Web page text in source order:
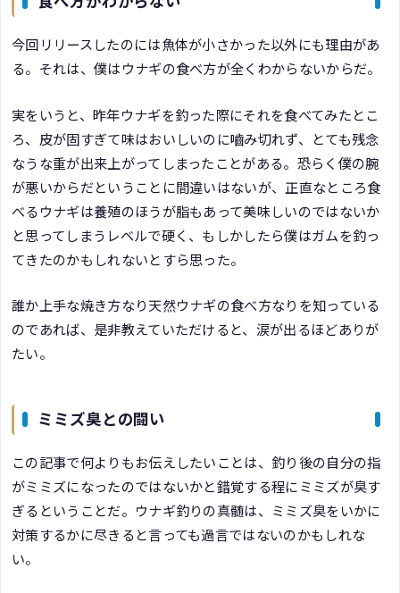
今回リリースしたのには魚体が小さかった以外にも理由があ
る。それは、僕はウナギの食べ方が全くわからないからだ。
実をいうと、昨年ウナギを釣った際にそれを食べてみたとこ
ろ、皮が固すぎて味はおいしいのに嚙み切れず、とても残念
なうな重が出来上がってしまったことがある。恐らく僕の腕
が悪いからだということに間違いはないが、正直なところ食
べるウナギは養殖のほうが脂もあって美味しいのではないか
と思ってしまうレベルで硬く、もしかしたら僕はガムを釣っ
てきたのかもしれないとすら思った。
誰か上手な焼き方なり天然ウナギの食べ方なりを知っている
のであれば、是非教えていただけると、涙が出るほどありが
たい。
ミミズ臭との闘い
この記事で何よりもお伝えしたいことは、釣り後の自分の指
がミミズになったのではないかと錯覚する程にミミズが臭す
ぎるということだ。ウナギ釣りの真髄は、ミミズ臭をいかに
対策するかに尽きると言っても過言ではないのかもしれな
い。